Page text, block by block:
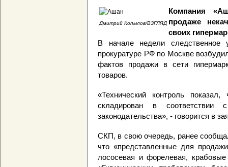
Дмитрий Копылов/ВЗГЛЯД
Компания
продаже
своих
В начале недели следственное
прокуратуре РФ по Москве
фактов продажи в сети
товаров.
«Технический контроль
складирован в соответствии
законодательства», - говорится в
СКП, в свою очередь, ранее
что «представленные для
лососевая и форелевая,